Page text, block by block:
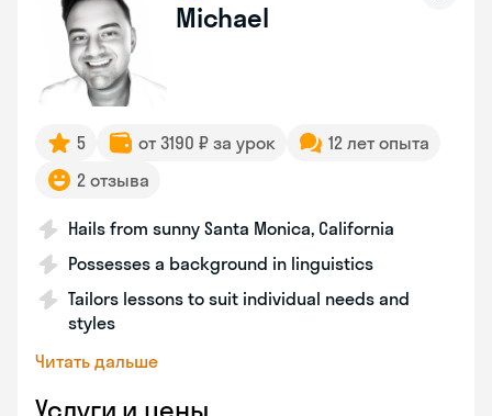
Michael
5 от 3190 ₽ за урок
12 лет опыта
2 отзыва
Hails from sunny Santa Monica, California
Possesses a background in linguistics
Tailors lessons to suit individual needs and
styles
Читать дальше
Услуги и цены